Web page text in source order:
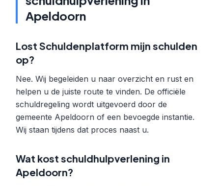
Apeldoorn
Lost Schuldenplatform mijn schulden
op?
Nee. Wij begeleiden u naar overzicht en rust en
helpen u de juiste route te vinden. De officiële
schuldregeling wordt uitgevoerd door de
gemeente Apeldoorn of een bevoegde instantie.
Wij staan tijdens dat proces naast u.
Wat kost schuldhulpverlening in
Apeldoorn?